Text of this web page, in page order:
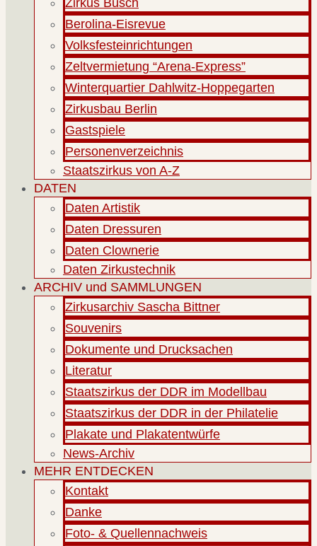
Berolina-Eisrevue
Volksfesteinrichtungen
Zeltvermietung “Arena-Express”
Winterquartier Dahlwitz-Hoppegarten
Zirkusbau Berlin
Gastspiele
Personenverzeichnis
Staatszirkus von A-Z
DATEN
Daten Artistik
Daten Dressuren
Daten Clownerie
Daten Zirkustechnik
ARCHIV und SAMMLUNGEN
Zirkusarchiv Sascha Bittner
Souvenirs
Dokumente und Drucksachen
Literatur
Staatszirkus der DDR im Modellbau
Staatszirkus der DDR in der Philatelie
Plakate und Plakatentwürfe
News-Archiv
MEHR ENTDECKEN
Kontakt
Danke
Foto- & Quellennachweis